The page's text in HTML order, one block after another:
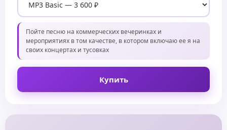
Пойте песню на коммерческих вечеринках и
мероприятиях в том качестве, в котором включаю ее я на
своих концертах и тусовках
Купить